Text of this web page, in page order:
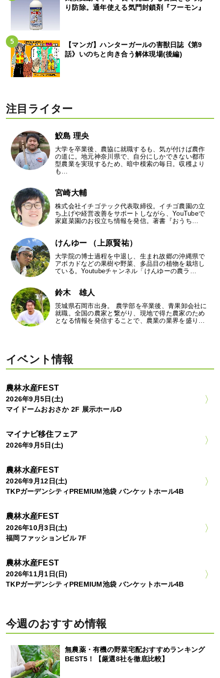
り防除。通年使える気門封鎖剤『フーモン』
【マンガ】ハンターガールの害獣日誌《第9
話》いのちと向き合う解体現場(後編)
注目ライター
鮫島 理央
大学を卒業後、農協に就職するも、気が付けば農作
の道に。地元神奈川県で、自分にしかできない都市
型農業を実現するため、暗中模索の毎日。収穫より
も…
宮崎大輔
株式会社イチゴテック代表取締役。イチゴ農園の立
ち上げや経営改善をサポートしながら、YouTubeで
家庭菜園のお役立ち情報を発信。著書『おうち…
けんゆー （上原賢祐）
大学院の博士過程を中退し、生まれ故郷の沖縄県で
アボカドなどの果樹や野菜、多品目の植物を栽培し
ている。Youtubeチャンネル「けんゆーの農ラ…
鈴木 雄人
茨城県石岡市出身。 農学部を卒業後、青果卸会社に
就職。全国の農家と繋がり、現地で得た農家のため
となる情報を発信することで、農業の業界を盛り…
イベント情報
農林水産FEST
2026年9月5日(土)
マイドームおおさか 2F 展示ホールD
マイナビ移住フェア
2026年9月5日(土)
農林水産FEST
2026年9月12日(土)
TKPガーデンシティPREMIUM池袋 バンケットホール4B
農林水産FEST
2026年10月3日(土)
福岡ファッションビル 7F
農林水産FEST
2026年11月1日(日)
TKPガーデンシティPREMIUM池袋 バンケットホール4B
今週のおすすめ情報
無農薬・有機の野菜宅配おすすめランキング
BEST5！【厳選8社を徹底比較】